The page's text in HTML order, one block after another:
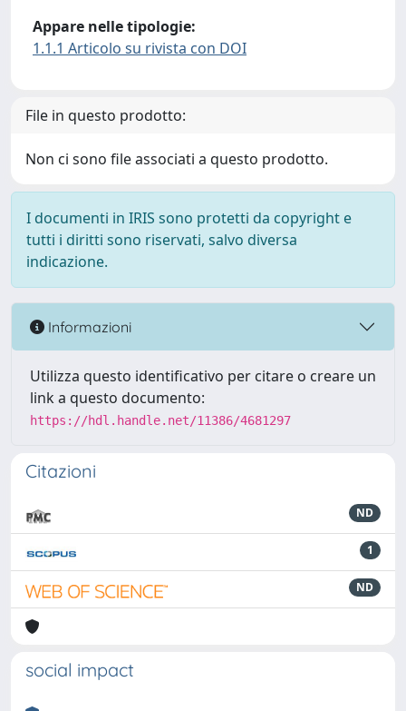
Appare nelle tipologie:
1.1.1 Articolo su rivista con DOI
File in questo prodotto:
Non ci sono file associati a questo prodotto.
I documenti in IRIS sono protetti da copyright e
tutti i diritti sono riservati, salvo diversa
indicazione.
Informazioni
Utilizza questo identificativo per citare o creare un
link a questo documento:
https://hdl.handle.net/11386/4681297
Citazioni
ND
1
ND
social impact